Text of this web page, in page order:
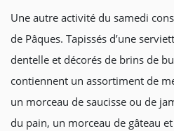
Une autre activité du samedi
de Pâques. Tapissés d’une
dentelle et décorés de brins de
contiennent un assortiment de
un morceau de saucisse ou de
du pain, un morceau de gâteau